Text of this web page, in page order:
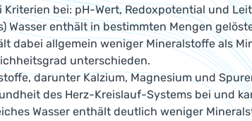
Kriterien bei: pH-Wert, Redoxpotential und
Wasser enthält in bestimmten Mengen
dabei allgemein weniger Mineralstoffe als
unterschieden.
darunter Kalzium, Magnesium und
des Herz-Kreislauf-Systems bei und
Wasser enthält deutlich weniger